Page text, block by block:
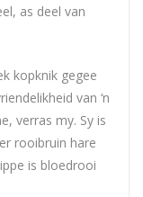
as deel van
kopknik gegee
van ‘n
verras my. Sy is
rooibruin hare
is bloedrooi